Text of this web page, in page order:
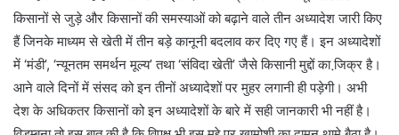
किसानों से जुड़े और किसानों की समस्याओं को बढ़ाने वाले तीन अध्यादेश जारी किए
हैं जिनके माध्यम से खेती में तीन बड़े कानूनी बदलाव कर दिए गए हैं। इन अध्यादेशों
में ‘मंडी’, ‘न्यूनतम समर्थन मूल्य’ तथा ‘संविदा खेती’ जैसे किसानी मुद्दों का जि़क्र है।
आने वाले दिनों में संसद को इन तीनों अध्यादेशों पर मुहर लगानी ही पड़ेगी। अभी
देश के अधिकतर किसानों को इन अध्यादेशों के बारे में सही जानकारी भी नहीं है।